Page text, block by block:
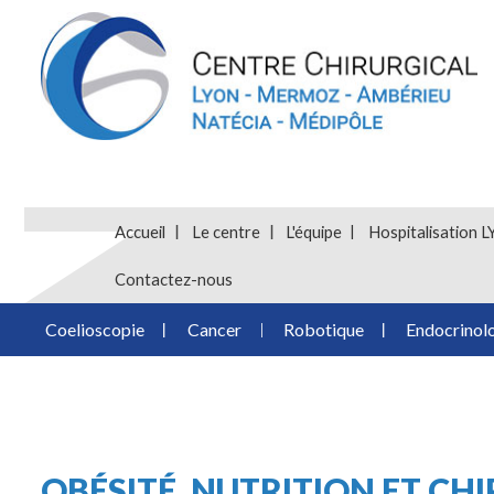
Accueil Le centre L'équipe Hospitalisation
Contactez-nous
Coelioscopie Cancer Robotique